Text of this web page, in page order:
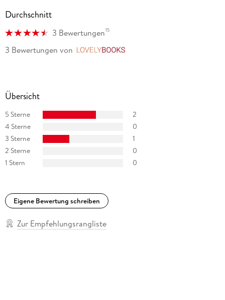
Durchschnitt
3 Bewertungen15
3 Bewertungen von
Übersicht
5 Sterne
2
4 Sterne
0
3 Sterne
1
2 Sterne
0
1 Stern
0
Eigene Bewertung schreiben
Zur Empfehlungsrangliste